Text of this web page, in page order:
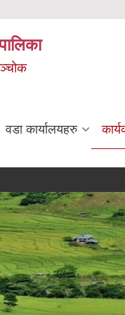
वडा कार्यालयहरु